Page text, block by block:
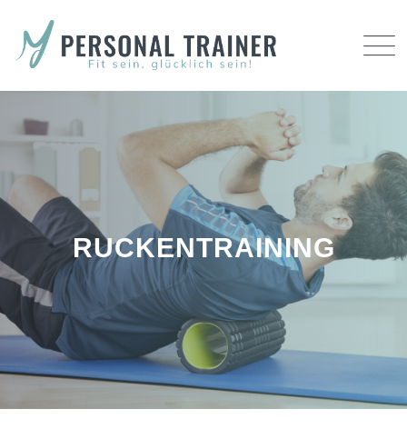
RUCKENTRAINING